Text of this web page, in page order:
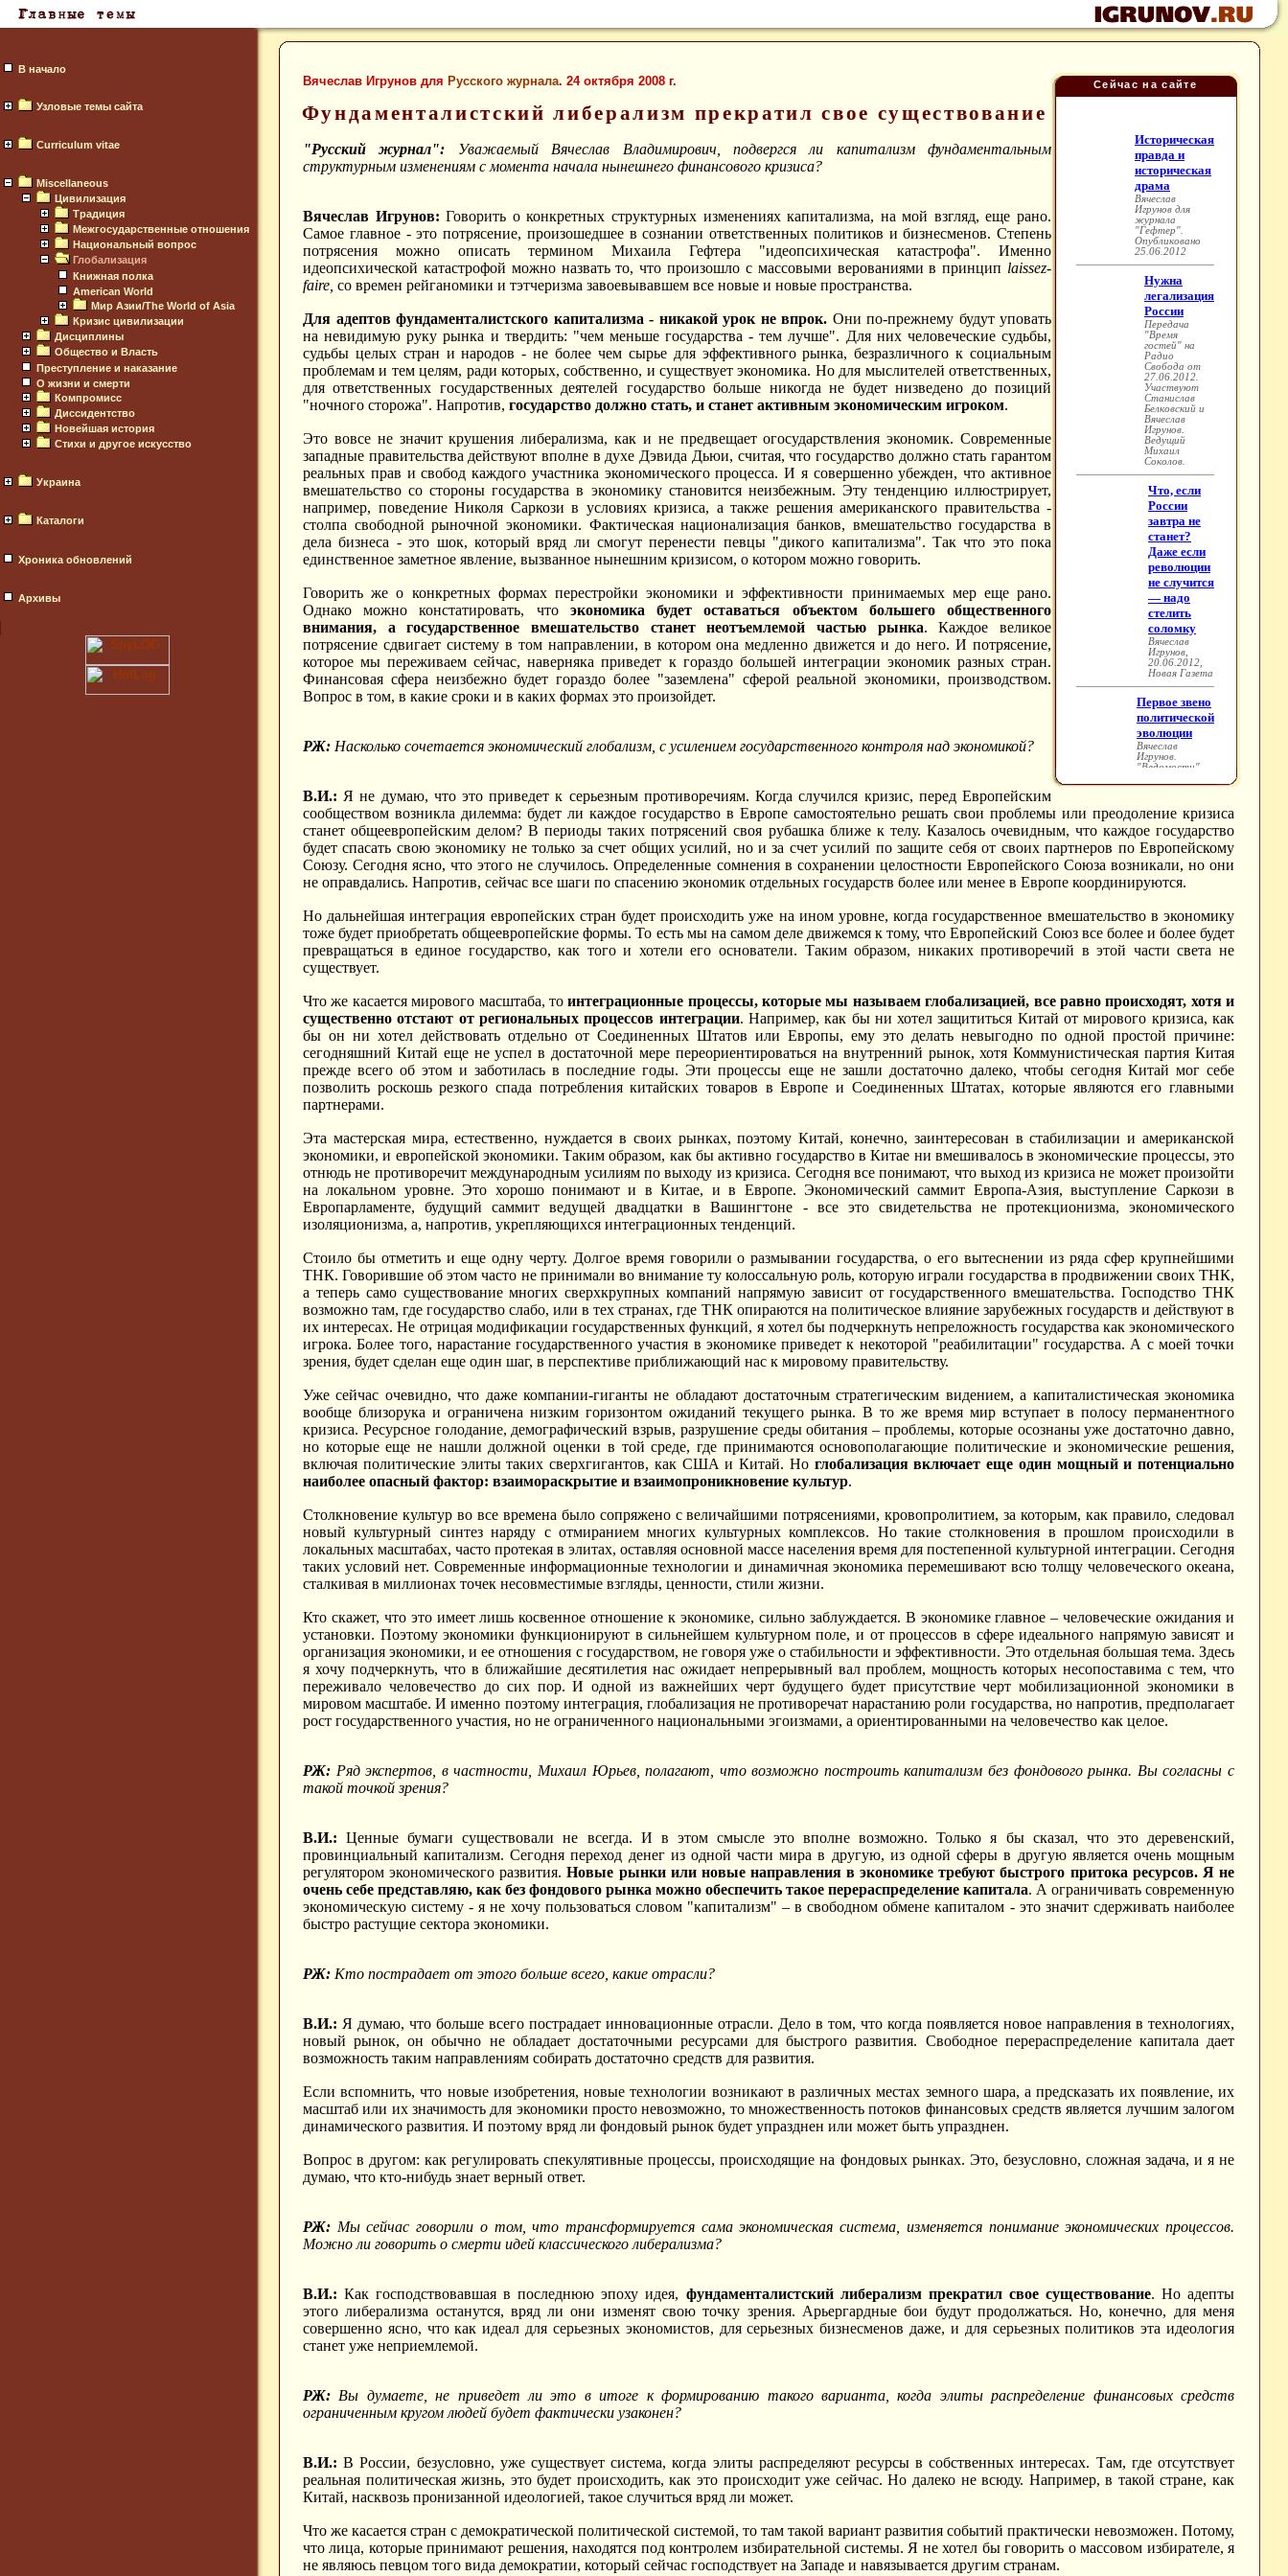
В начало
Узловые темы сайта
Curriculum vitae
Miscellaneous
Цивилизация
Традиция
Межгосударственные отношения
Национальный вопрос
Глобализация
Книжная полка
American World
Мир Азии/The World of Asia
Кризис цивилизации
Дисциплины
Общество и Власть
Преступление и наказание
О жизни и смерти
Компромисс
Диссидентство
Новейшая история
Стихи и другое искусство
Украина
Каталоги
Хроника обновлений
Архивы
Сейчас на сайте
Вячеслав Игрунов для Русского журнала. 24 октября 2008 г.
Фундаменталистский либерализм прекратил свое существование
"Русский журнал": Уважаемый Вячеслав Владимирович,
подвергся ли капитализм фундаментальным
структурным изменениям с момента начала нынешнего финансового кризиса?
Вячеслав Игрунов: Говорить о конкретных структурных изменениях капитализма, на мой взгляд, еще рано.
Самое главное - это потрясение, произошедшее в сознании ответственных политиков и бизнесменов. Степень
потрясения можно описать термином Михаила Гефтера "идеопсихическая катастрофа". Именно
идеопсихической катастрофой можно назвать то, что произошло с массовыми верованиями в принцип laissez-
faire, со времен рейганомики и тэтчеризма завоевывавшем все новые и новые пространства.
Для адептов фундаменталистского капитализма - никакой урок не впрок. Они по-прежнему будут уповать
на невидимую руку рынка и твердить: "чем меньше государства - тем лучше". Для них человеческие судьбы,
судьбы целых стран и народов - не более чем сырье для эффективного рынка, безразличного к социальным
проблемам и тем целям, ради которых, собственно, и существует экономика. Но для мыслителей ответственных,
для ответственных государственных деятелей государство больше никогда не будет низведено до позиций
"ночного сторожа". Напротив, государство должно стать, и станет активным экономическим игроком.
Это вовсе не значит крушения либерализма, как и не предвещает огосударствления экономик. Современные
западные правительства действуют вполне в духе Дэвида Дьюи, считая, что государство должно стать гарантом
реальных прав и свобод каждого участника экономического процесса. И я совершенно убежден, что активное
вмешательство со стороны государства в экономику становится неизбежным. Эту тенденцию иллюстрирует,
например, поведение Николя Саркози в условиях кризиса, а также решения американского правительства -
столпа свободной рыночной экономики. Фактическая национализация банков, вмешательство государства в
дела бизнеса - это шок, который вряд ли смогут перенести певцы "дикого капитализма". Так что это пока
единственное заметное явление, вызванное нынешним кризисом, о котором можно говорить.
Говорить же о конкретных формах перестройки экономики и эффективности принимаемых мер еще рано.
Однако можно констатировать, что экономика будет оставаться объектом большего общественного
внимания, а государственное вмешательство станет неотъемлемой частью рынка. Каждое великое
потрясение сдвигает систему в том направлении, в котором она медленно движется и до него. И потрясение,
которое мы переживаем сейчас, наверняка приведет к гораздо большей интеграции экономик разных стран.
Финансовая сфера неизбежно будет гораздо более "заземлена" сферой реальной экономики, производством.
Вопрос в том, в какие сроки и в каких формах это произойдет.
РЖ: Насколько сочетается экономический глобализм, с усилением государственного контроля над экономикой?
В.И.: Я не думаю, что это приведет к серьезным противоречиям. Когда случился кризис, перед Европейским
сообществом возникла дилемма: будет ли каждое государство в Европе самостоятельно решать свои проблемы или преодоление кризиса
станет общеевропейским делом? В периоды таких потрясений своя рубашка ближе к телу. Казалось очевидным, что каждое государство
будет спасать свою экономику не только за счет общих усилий, но и за счет усилий по защите себя от своих партнеров по Европейскому
Союзу. Сегодня ясно, что этого не случилось. Определенные сомнения в сохранении целостности Европейского Союза возникали, но они
не оправдались. Напротив, сейчас все шаги по спасению экономик отдельных государств более или менее в Европе координируются.
Но дальнейшая интеграция европейских стран будет происходить уже на ином уровне, когда государственное вмешательство в экономику
тоже будет приобретать общеевропейские формы. То есть мы на самом деле движемся к тому, что Европейский Союз все более и более будет
превращаться в единое государство, как того и хотели его основатели. Таким образом, никаких противоречий в этой части света не
существует.
Что же касается мирового масштаба, тоинтеграционные процессы, которые мы называем глобализацией, все равно происходят, хотя и
существенно отстают от региональных процессов интеграции. Например, как бы ни хотел защититься Китай от мирового кризиса, как
бы он ни хотел действовать отдельно от Соединенных Штатов или Европы, ему это делать невыгодно по одной простой причине:
сегодняшний Китай еще не успел в достаточной мере переориентироваться на внутренний рынок, хотя Коммунистическая партия Китая
прежде всего об этом и заботилась в последние годы. Эти процессы еще не зашли достаточно далеко, чтобы сегодня Китай мог себе
позволить роскошь резкого спада потребления китайских товаров в Европе и Соединенных Штатах, которые являются его главными
партнерами.
Эта мастерская мира, естественно, нуждается в своих рынках, поэтому Китай, конечно, заинтересован в стабилизации и американской
экономики, и европейской экономики. Таким образом, как бы активно государство в Китае ни вмешивалось в экономические процессы, это
отнюдь не противоречит международным усилиям по выходу из кризиса. Сегодня все понимают, что выход из кризиса не может произойти
на локальном уровне. Это хорошо понимают и в Китае, и в Европе. Экономический саммит Европа-Азия, выступление Саркози в
Европарламенте, будущий саммит ведущей двадцатки в Вашингтоне - все это свидетельства не протекционизма, экономического
изоляционизма, а, напротив, укрепляющихся интеграционных тенденций.
Стоило бы отметить и еще одну черту. Долгое время говорили о размывании государства, о его вытеснении из ряда сфер крупнейшими
ТНК. Говорившие об этом часто не принимали во внимание ту колоссальную роль, которую играли государства в продвижении своих ТНК,
а теперь само существование многих сверхкрупных компаний напрямую зависит от государственного вмешательства. Господство ТНК
возможно там, где государство слабо, или в тех странах, где ТНК опираются на политическое влияние зарубежных государств и действуют в
их интересах. Не отрицая модификации государственных функций, я хотел бы подчеркнуть непреложность государства как экономического
игрока. Более того, нарастание государственного участия в экономике приведет к некоторой "реабилитации" государства. А с моей точки
зрения, будет сделан еще один шаг, в перспективе приближающий нас к мировому правительству.
Уже сейчас очевидно, что даже компании-гиганты не обладают достаточным стратегическим видением, а капиталистическая экономика
вообще близорука и ограничена низким горизонтом ожиданий текущего рынка. В то же время мир вступает в полосу перманентного
кризиса. Ресурсное голодание, демографический взрыв, разрушение среды обитания – проблемы, которые осознаны уже достаточно давно,
но которые еще не нашли должной оценки в той среде, где принимаются основополагающие политические и экономические решения,
включая политические элиты таких сверхгигантов, как США и Китай. Но глобализация включает еще один мощный и потенциально
наиболее опасный фактор: взаимораскрытие и взаимопроникновение культур.
Столкновение культур во все времена было сопряжено с величайшими потрясениями, кровопролитием, за которым, как правило, следовал
новый культурный синтез наряду с отмиранием многих культурных комплексов. Но такие столкновения в прошлом происходили в
локальных масштабах, часто протекая в элитах, оставляя основной массе населения время для постепенной культурной интеграции. Сегодня
таких условий нет. Современные информационные технологии и динамичная экономика перемешивают всю толщу человеческого океана,
сталкивая в миллионах точек несовместимые взгляды, ценности, стили жизни.
Кто скажет, что это имеет лишь косвенное отношение к экономике, сильно заблуждается. В экономике главное – человеческие ожидания и
установки. Поэтому экономики функционируют в сильнейшем культурном поле, и от процессов в сфере идеального напрямую зависят и
организация экономики, и ее отношения с государством, не говоря уже о стабильности и эффективности. Это отдельная большая тема. Здесь
я хочу подчеркнуть, что в ближайшие десятилетия нас ожидает непрерывный вал проблем, мощность которых несопоставима с тем, что
переживало человечество до сих пор. И одной из важнейших черт будущего будет присутствие черт мобилизационной экономики в
мировом масштабе. И именно поэтому интеграция, глобализация не противоречат нарастанию роли государства, но напротив, предполагает
рост государственного участия, но не ограниченного национальными эгоизмами, а ориентированными на человечество как целое.
РЖ: Ряд экспертов, в частности, Михаил Юрьев, полагают, что возможно построить капитализм без фондового рынка. Вы согласны с
такой точкой зрения?
В.И.: Ценные бумаги существовали не всегда. И в этом смысле это вполне возможно. Только я бы сказал, что это деревенский,
провинциальный капитализм. Сегодня переход денег из одной части мира в другую, из одной сферы в другую является очень мощным
регулятором экономического развития.Новые рынки или новые направления в экономике требуют быстрого притока ресурсов. Я не
очень себе представляю, как без фондового рынка можно обеспечить такое перераспределение капитала. А ограничивать современную
экономическую систему - я не хочу пользоваться словом "капитализм" – в свободном обмене капиталом - это значит сдерживать наиболее
быстро растущие сектора экономики.
РЖ: Кто пострадает от этого больше всего, какие отрасли?
В.И.: Я думаю, что больше всего пострадает инновационные отрасли. Дело в том, что когда появляется новое направления в технологиях,
новый рынок, он обычно не обладает достаточными ресурсами для быстрого развития. Свободное перераспределение капитала дает
возможность таким направлениям собирать достаточно средств для развития.
Если вспомнить, что новые изобретения, новые технологии возникают в различных местах земного шара, а предсказать их появление, их
масштаб или их значимость для экономики просто невозможно, то множественность потоков финансовых средств является лучшим залогом
динамического развития. И поэтому вряд ли фондовый рынок будет упразднен или может быть упразднен.
Вопрос в другом: как регулировать спекулятивные процессы, происходящие на фондовых рынках. Это, безусловно, сложная задача, и я не
думаю, что кто-нибудь знает верный ответ.
РЖ: Мы сейчас говорили о том, что трансформируется сама экономическая система, изменяется понимание экономических процессов.
Можно ли говорить о смерти идей классического либерализма?
В.И.: Как господствовавшая в последнюю эпоху идея, фундаменталистский либерализм прекратил свое существование. Но адепты
этого либерализма останутся, вряд ли они изменят свою точку зрения. Арьергардные бои будут продолжаться. Но, конечно, для меня
совершенно ясно, что как идеал для серьезных экономистов, для серьезных бизнесменов даже, и для серьезных политиков эта идеология
станет уже неприемлемой.
РЖ: Вы думаете, не приведет ли это в итоге к формированию такого варианта, когда элиты распределение финансовых средств
ограниченным кругом людей будет фактически узаконен?
В.И.: В России, безусловно, уже существует система, когда элиты распределяют ресурсы в собственных интересах. Там, где отсутствует
реальная политическая жизнь, это будет происходить, как это происходит уже сейчас. Но далеко не всюду. Например, в такой стране, как
Китай, насквозь пронизанной идеологией, такое случиться вряд ли может.
Что же касается стран с демократической политической системой, то там такой вариант развития событий практически невозможен. Потому,
что лица, которые принимают решения, находятся под контролем избирательной системы. Я не хотел бы говорить о массовом избирателе, я
не являюсь певцом того вида демократии, который сейчас господствует на Западе и навязывается другим странам.